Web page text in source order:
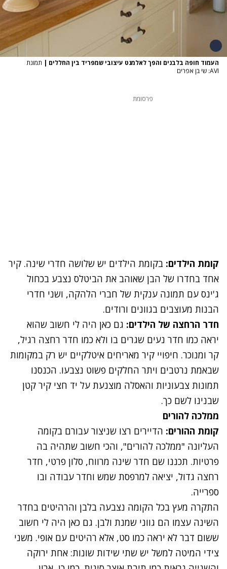
העמוד חופה בלבנים והפך לאלמנט עיצובי שמפריד בין החללים | תמונת
AVI: שי בן אפרים
פרסומת
קומת הילדים: בקומת הילדים יש שלושה חדרי שינה. קיר
אחד בחדרו של הבן שאוהב את הביטלס נצבע בכחול
ג'ינס עם תמונה ענקית של חברי הלהקה, ושני חדרי
הבנות מעוצבים בגוונים ורודים.
חדר הרחצה של הילדים: גם כאן היה לי חשוב שהוא
יראה כמו חדר נעים שגרים בו ולא כמו חדר רחצה רגיל,
קר ומנוכר. חיפויי קיר מאריחים איטלקיים יש רק במקומות
שבאמת נרטבים ויתר החלקים פשוט נצבעו. הכנסנו
תמונות צבעוניות והאסלה מוצנעת על יד חצי קיר קטן
שבנינו לשם כך.
ממלכה להורים
קומת ההורים: הדיירים רצו שניצור עבורם בקומה
העליונה "ממלכה להורים", והכי חשוב שתהיה בה
פרטיות. תכננו שם חדר שינה מרווח, סלון פרטי, חדר
רחצה גדול, יציאה למרפסת שמש וחדר עבודה ובו
ספרייה.
התקרה מעץ בכל הקומה נצבעה בלבן והרהיטים בחדר
השינה עצמו הם גווני שמנת ולבן. גם כאן היה לי חשוב
ששום דבר לא יראה כמו סט, אלא רהיטים עם אופי. משני
צידי המיטה למשל יש שתי שידות שונות: אחת ירוקה